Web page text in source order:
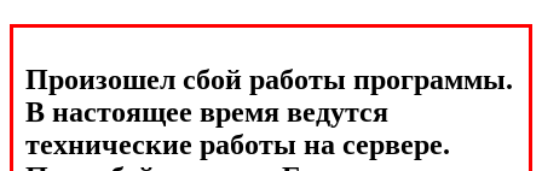
Произошел сбой работы программы.
В настоящее время ведутся
технические работы на сервере.